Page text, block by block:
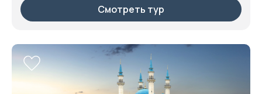
Смотреть тур